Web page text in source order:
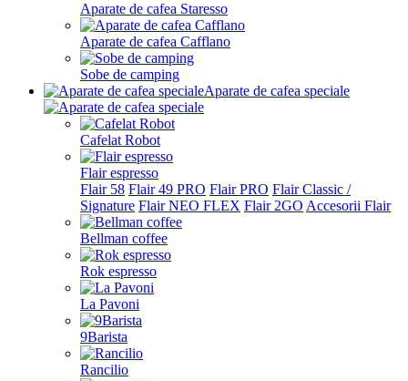
Aparate de cafea Staresso
Aparate de cafea Cafflano
Sobe de camping
Aparate de cafea speciale
Cafelat Robot
Flair espresso
Flair 58 Flair 49 PRO Flair PRO Flair Classic /
Signature Flair NEO FLEX Flair 2GO Accesorii Flair
Bellman coffee
Rok espresso
La Pavoni
9Barista
Rancilio